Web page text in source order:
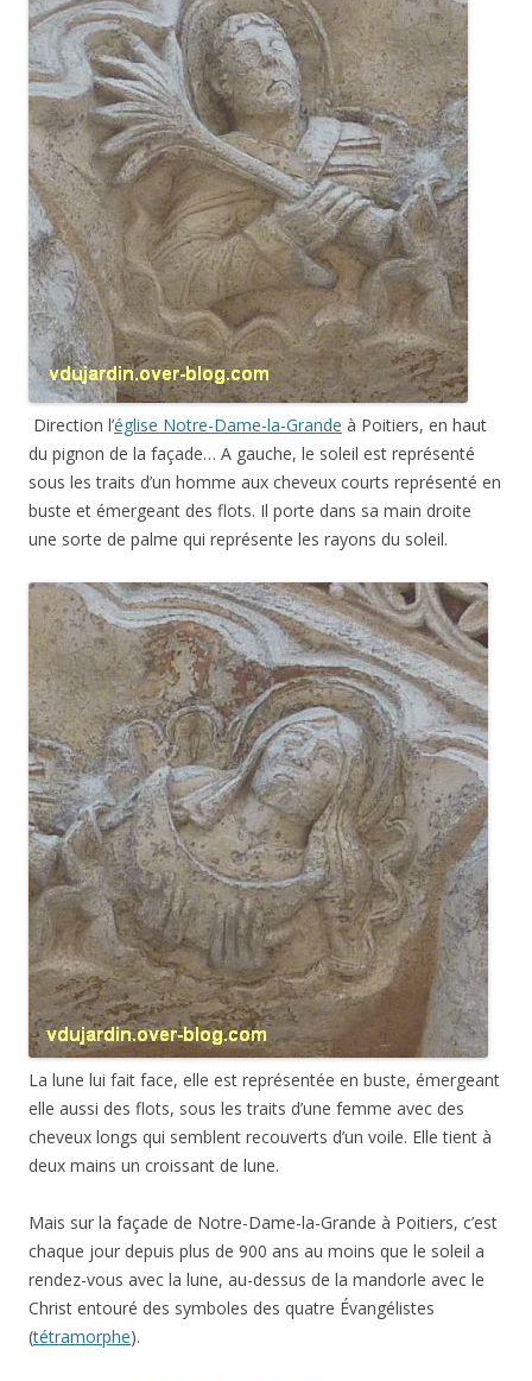
Direction l’église Notre-Dame-la-Grande à Poitiers, en haut
du pignon de la façade… A gauche, le soleil est représenté
sous les traits d’un homme aux cheveux courts représenté en
buste et émergeant des flots. Il porte dans sa main droite
une sorte de palme qui représente les rayons du soleil.
La lune lui fait face, elle est représentée en buste, émergeant
elle aussi des flots, sous les traits d’une femme avec des
cheveux longs qui semblent recouverts d’un voile. Elle tient à
deux mains un croissant de lune.
Mais sur la façade de Notre-Dame-la-Grande à Poitiers, c’est
chaque jour depuis plus de 900 ans au moins que le soleil a
rendez-vous avec la lune, au-dessus de la mandorle avec le
Christ entouré des symboles des quatre Évangélistes
(tétramorphe).